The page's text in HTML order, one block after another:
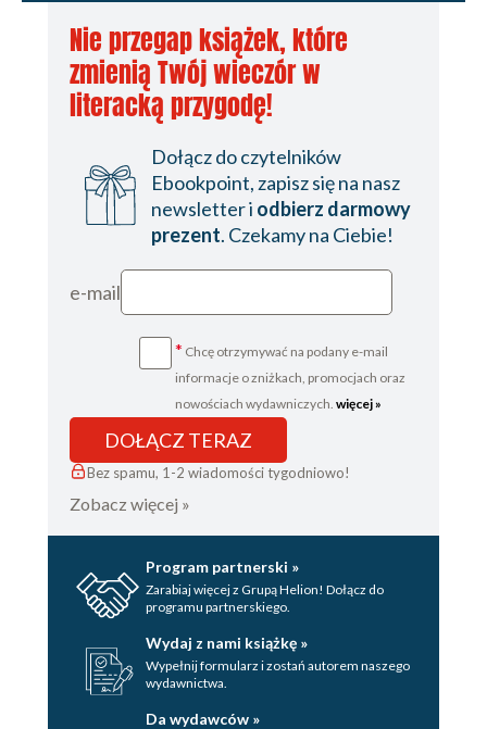
Nie przegap książek, które
zmienią Twój wieczór w
literacką przygodę!
Dołącz do czytelników
Ebookpoint, zapisz się na nasz
newsletter i odbierz darmowy
prezent. Czekamy na Ciebie!
e-mail
* Chcę otrzymywać na podany e-mail
informacje o zniżkach, promocjach oraz
nowościach wydawniczych. więcej »
DOŁĄCZ TERAZ
Bez spamu, 1-2 wiadomości tygodniowo!
Zobacz więcej »
Program partnerski »
Zarabiaj więcej z Grupą Helion! Dołącz do
programu partnerskiego.
Wydaj z nami książkę »
Wypełnij formularz i zostań autorem naszego
wydawnictwa.
Da wydawców »